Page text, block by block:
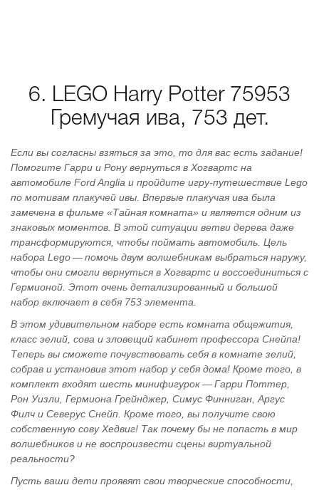
6. LEGO Harry Potter 75953
Гремучая ива, 753 дет.
Если вы согласны взяться за это, то для вас есть задание!
Помогите Гарри и Рону вернуться в Хогвартс на
автомобиле Ford Anglia и пройдите игру-путешествие Lego
по мотивам плакучей ивы. Впервые плакучая ива была
замечена в фильме «Тайная комната» и является одним из
знаковых моментов. В этой ситуации ветви дерева даже
трансформируются, чтобы поймать автомобиль. Цель
набора Lego — помочь двум волшебникам выбраться наружу,
чтобы они смогли вернуться в Хогвартс и воссоединиться с
Гермионой. Этот очень детализированный и большой
набор включает в себя 753 элемента.
В этом удивительном наборе есть комната общежития,
класс зелий, сова и зловещий кабинет профессора Снейпа!
Теперь вы сможете почувствовать себя в комнате зелий,
собрав и установив этот набор у себя дома! Кроме того, в
комплект входят шесть минифигурок — Гарри Поттер,
Рон Уизли, Гермиона Грейнджер, Симус Финниган, Аргус
Филч и Северус Снейп. Кроме того, вы получите свою
собственную сову Хедвиг! Так почему бы не попасть в мир
волшебников и не воспроизвести сцены виртуальной
реальности?
Пусть ваши дети проявят свои творческие способности,